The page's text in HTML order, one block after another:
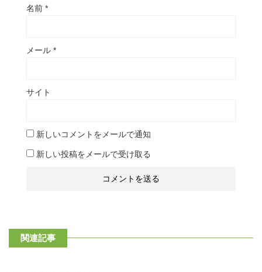
名前 *
メール *
サイト
新しいコメントをメールで通知
新しい投稿をメールで受け取る
関連記事